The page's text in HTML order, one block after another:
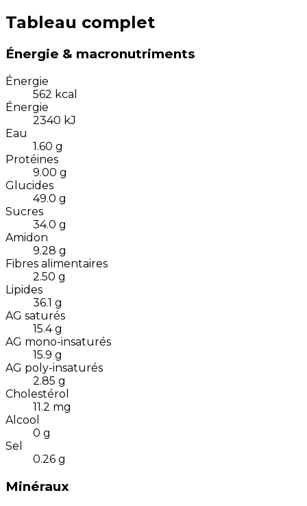
Tableau complet
Énergie & macronutriments
Énergie
562 kcal
Énergie
2340 kJ
Eau
1.60 g
Protéines
9.00 g
Glucides
49.0 g
Sucres
34.0 g
Amidon
9.28 g
Fibres alimentaires
2.50 g
Lipides
36.1 g
AG saturés
15.4 g
AG mono-insaturés
15.9 g
AG poly-insaturés
2.85 g
Cholestérol
11.2 mg
Alcool
0 g
Sel
0.26 g
Minéraux